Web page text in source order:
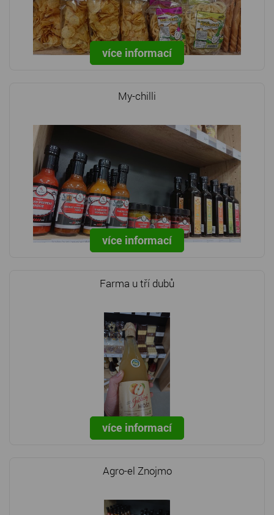
více informací
My-chilli
více informací
Farma u tří dubů
více informací
Agro-el Znojmo